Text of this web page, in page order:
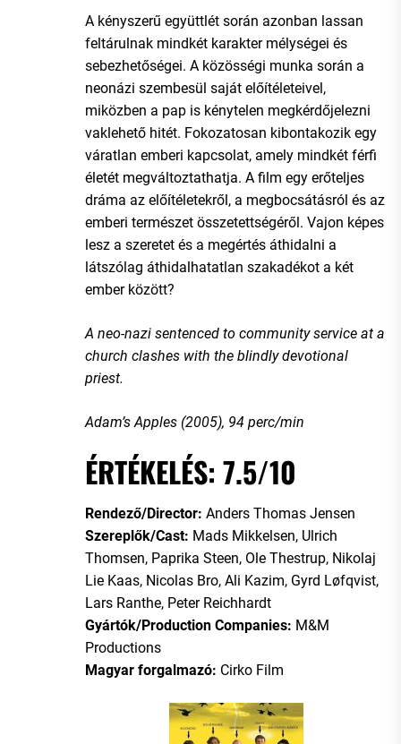
A kényszerű együttlét során azonban lassan
feltárulnak mindkét karakter mélységei és
sebezhetőségei. A közösségi munka során a
neonázi szembesül saját előítéleteivel,
miközben a pap is kénytelen megkérdőjelezni
vaklehető hitét. Fokozatosan kibontakozik egy
váratlan emberi kapcsolat, amely mindkét férfi
életét megváltoztathatja. A film egy erőteljes
dráma az előítéletekről, a megbocsátásról és az
emberi természet összetettségéről. Vajon képes
lesz a szeretet és a megértés áthidalni a
látszólag áthidalhatatlan szakadékot a két
ember között?
A neo-nazi sentenced to community service at a
church clashes with the blindly devotional
priest.
Adam’s Apples (2005), 94 perc/min
ÉRTÉKELÉS: 7.5/10
Rendező/Director: Anders Thomas Jensen
Szereplők/Cast: Mads Mikkelsen, Ulrich
Thomsen, Paprika Steen, Ole Thestrup, Nikolaj
Lie Kaas, Nicolas Bro, Ali Kazim, Gyrd Løfqvist,
Lars Ranthe, Peter Reichhardt
Gyártók/Production Companies: M&M
Productions
Magyar forgalmazó: Cirko Film